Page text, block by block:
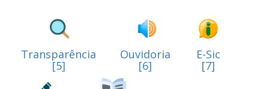
Transparência
[5]
Ouvidoria
[6]
E-Sic
[7]